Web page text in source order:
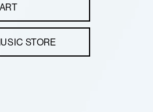
STORE